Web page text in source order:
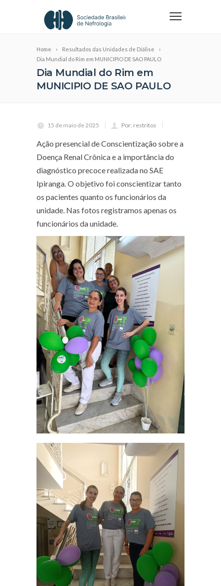
Home
Resultados das Unidades de Diálise
Dia Mundial do Rim em MUNICIPIO DE SAO PAULO
Dia Mundial do Rim em
MUNICIPIO DE SAO PAULO
15 de maio de 2025 Por: restritos
Ação presencial de Conscientização sobre a
Doença Renal Crônica e a importância do
diagnóstico precoce realizada no SAE
Ipiranga. O objetivo foi conscientizar tanto
os pacientes quanto os funcionários da
unidade. Nas fotos registramos apenas os
funcionários da unidade.